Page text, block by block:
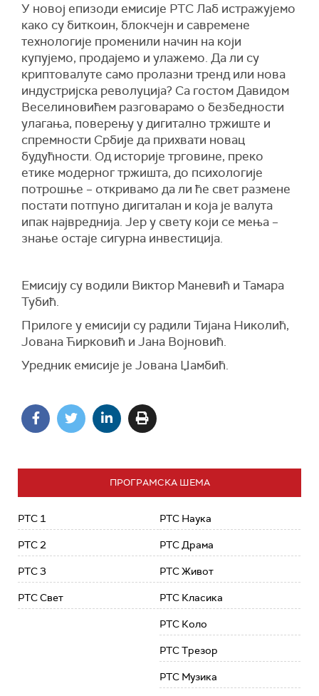
У новој епизоди емисије РТС Лаб истражујемо
како су биткоин, блокчејн и савремене
технологије променили начин на који
купујемо, продајемо и улажемо. Да ли су
криптовалуте само пролазни тренд или нова
индустријска револуција? Са гостом Давидом
Веселиновићем разговарамо о безбедности
улагања, поверењу у дигитално тржиште и
спремности Србије да прихвати новац
будућности. Од историје трговине, преко
етике модерног тржишта, до психологије
потрошње – откривамо да ли ће свет размене
постати потпуно дигиталан и која је валута
ипак највреднија. Јер у свету који се мења –
знање остаје сигурна инвестиција.
Емисију су водили Виктор Маневић и Тамара
Тубић.
Прилоге у емисији су радили Тијана Николић,
Јована Ћирковић и Јана Војновић.
Уредник емисије је Јована Џамбић.
ПРОГРАМСКА ШЕМА
РТС 1
РТС 2
РТС 3
РТС Свет
РТС Наука
РТС Драма
РТС Живот
РТС Класика
РТС Коло
РТС Трезор
РТС Музика